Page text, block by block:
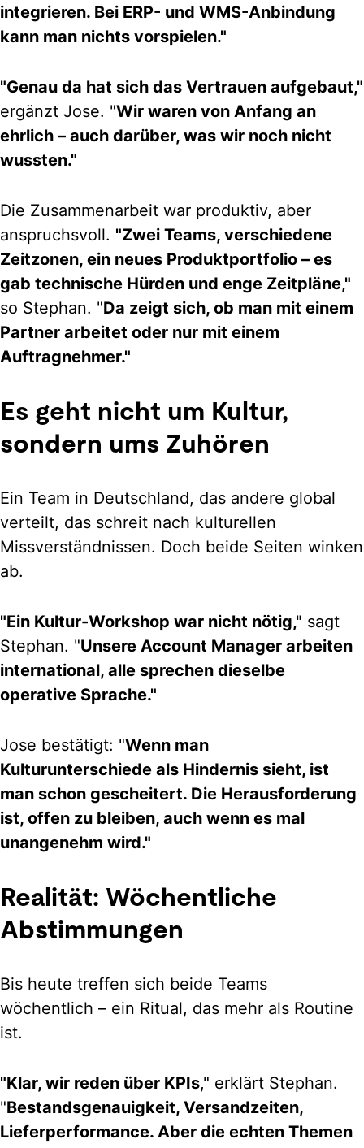
integrieren. Bei ERP- und WMS-Anbindung
kann man nichts vorspielen."
"Genau da hat sich das Vertrauen aufgebaut,"
ergänzt Jose. "Wir waren von Anfang an
ehrlich – auch darüber, was wir noch nicht
wussten."
Die Zusammenarbeit war produktiv, aber
anspruchsvoll. "Zwei Teams, verschiedene
Zeitzonen, ein neues Produktportfolio – es
gab technische Hürden und enge Zeitpläne,"
so Stephan. "Da zeigt sich, ob man mit einem
Partner arbeitet oder nur mit einem
Auftragnehmer."
Es geht nicht um Kultur,
sondern ums Zuhören
Ein Team in Deutschland, das andere global
verteilt, das schreit nach kulturellen
Missverständnissen. Doch beide Seiten winken
ab.
"Ein Kultur-Workshop war nicht nötig," sagt
Stephan. "Unsere Account Manager arbeiten
international, alle sprechen dieselbe
operative Sprache."
Jose bestätigt: "Wenn man
Kulturunterschiede als Hindernis sieht, ist
man schon gescheitert. Die Herausforderung
ist, offen zu bleiben, auch wenn es mal
unangenehm wird."
Realität: Wöchentliche
Abstimmungen
Bis heute treffen sich beide Teams
wöchentlich – ein Ritual, das mehr als Routine
ist.
"Klar, wir reden über KPIs," erklärt Stephan.
"Bestandsgenauigkeit, Versandzeiten,
Lieferperformance. Aber die echten Themen